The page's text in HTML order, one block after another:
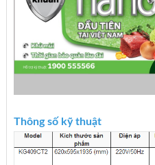
Thông số kỹ thuật